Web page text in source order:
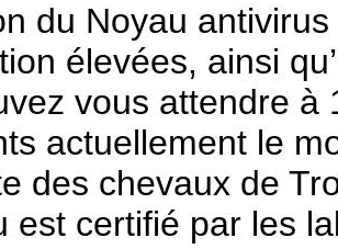
du Noyau
élevées, ainsi
vous attendre
actuellement le
des chevaux de
est certifié par les